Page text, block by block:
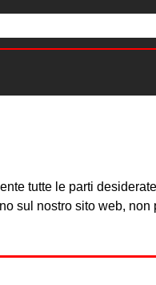
tutte le parti
sul nostro sito web,